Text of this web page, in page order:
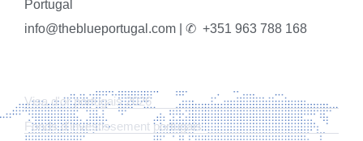
Portugal
info@theblueportugal.com | ✆ +351 963 788 168
Visa d'or portugais 2026
Fonds d'investissement portugais